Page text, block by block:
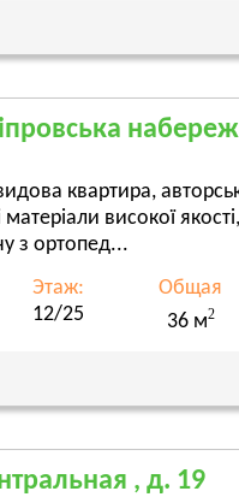
квартира,
матеріали високої
з ортопед...
Этаж:
12/25
Общая
36 м2
, д. 19